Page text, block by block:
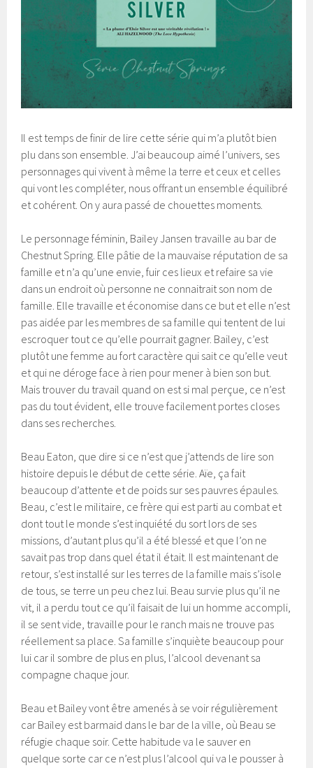
Il est temps de finir de lire cette série qui m’a plutôt bien
plu dans son ensemble. J’ai beaucoup aimé l’univers, ses
personnages qui vivent à même la terre et ceux et celles
qui vont les compléter, nous offrant un ensemble équilibré
et cohérent. On y aura passé de chouettes moments.
Le personnage féminin, Bailey Jansen travaille au bar de
Chestnut Spring. Elle pâtie de la mauvaise réputation de sa
famille et n’a qu’une envie, fuir ces lieux et refaire sa vie
dans un endroit où personne ne connaitrait son nom de
famille. Elle travaille et économise dans ce but et elle n’est
pas aidée par les membres de sa famille qui tentent de lui
escroquer tout ce qu’elle pourrait gagner. Bailey, c’est
plutôt une femme au fort caractère qui sait ce qu’elle veut
et qui ne déroge face à rien pour mener à bien son but.
Mais trouver du travail quand on est si mal perçue, ce n’est
pas du tout évident, elle trouve facilement portes closes
dans ses recherches.
Beau Eaton, que dire si ce n’est que j’attends de lire son
histoire depuis le début de cette série. Aïe, ça fait
beaucoup d’attente et de poids sur ses pauvres épaules.
Beau, c’est le militaire, ce frère qui est parti au combat et
dont tout le monde s’est inquiété du sort lors de ses
missions, d’autant plus qu’il a été blessé et que l’on ne
savait pas trop dans quel état il était. Il est maintenant de
retour, s’est installé sur les terres de la famille mais s’isole
de tous, se terre un peu chez lui. Beau survie plus qu’il ne
vit, il a perdu tout ce qu’il faisait de lui un homme accompli,
il se sent vide, travaille pour le ranch mais ne trouve pas
réellement sa place. Sa famille s’inquiète beaucoup pour
lui car il sombre de plus en plus, l’alcool devenant sa
compagne chaque jour.
Beau et Bailey vont être amenés à se voir régulièrement
car Bailey est barmaid dans le bar de la ville, où Beau se
réfugie chaque soir. Cette habitude va le sauver en
quelque sorte car ce n’est plus l’alcool qui va le pousser à